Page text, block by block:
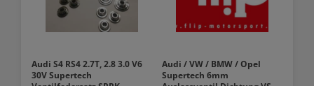
Audi S4 RS4 2.7T, 2.8 3.0 V6
30V Supertech
Audi / VW / BMW / Opel
Supertech 6mm